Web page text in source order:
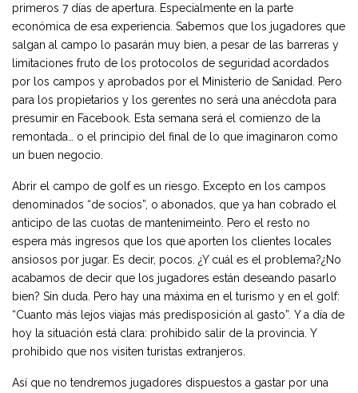
primeros 7 días de apertura. Especialmente en la parte
económica de esa experiencia. Sabemos que los jugadores que
salgan al campo lo pasarán muy bien, a pesar de las barreras y
limitaciones fruto de los protocolos de seguridad acordados
por los campos y aprobados por el Ministerio de Sanidad. Pero
para los propietarios y los gerentes no será una anécdota para
presumir en Facebook. Esta semana será el comienzo de la
remontada… o el principio del final de lo que imaginaron como
un buen negocio.
Abrir el campo de golf es un riesgo. Excepto en los campos
denominados “de socios”, o abonados, que ya han cobrado el
anticipo de las cuotas de mantenimeinto. Pero el resto no
espera más ingresos que los que aporten los clientes locales
ansiosos por jugar. Es decir, pocos. ¿Y cuál es el problema?¿No
acabamos de decir que los jugadores están deseando pasarlo
bien? Sin duda. Pero hay una máxima en el turismo y en el golf:
“Cuanto más lejos viajas más predisposición al gasto”. Y a día de
hoy la situación está clara: prohibido salir de la provincia. Y
prohibido que nos visiten turistas extranjeros.
Así que no tendremos jugadores dispuestos a gastar por una